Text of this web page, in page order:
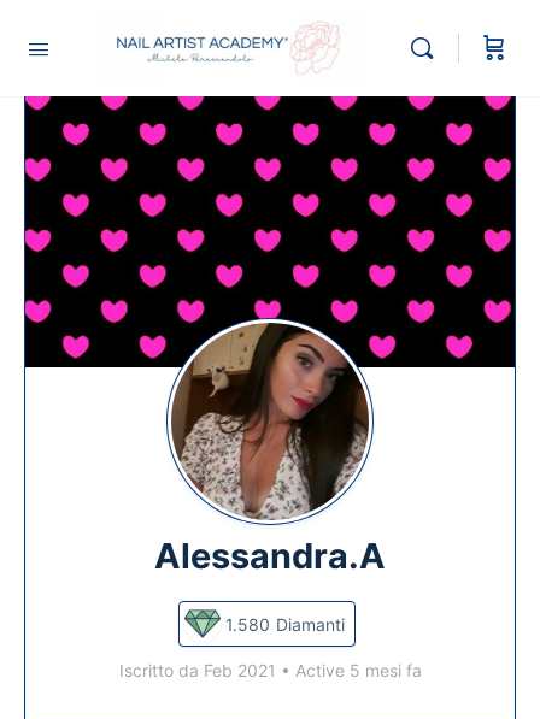
Alessandra.A
1.580 Diamanti
Iscritto da Feb 2021 • Active 5 mesi fa